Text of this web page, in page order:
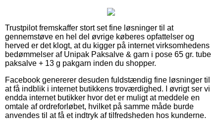
Trustpilot fremskaffer stort set fine løsninger til at
gennemstøve en hel del øvrige køberes opfattelser og
herved er det klogt, at du kigger på internet virksomhedens
bedømmelser af Unipak Paksalve & garn i pose 65 gr. tube
paksalve + 13 g pakgarn inden du shopper.
Facebook genererer desuden fuldstændig fine løsninger til
at få indblik i internet butikkens troværdighed. I øvrigt ser vi
endda internet butikker hvor det er muligt at meddele en
omtale af ordreforløbet, hvilket på samme måde burde
anvendes til at få et indtryk af tilfredsheden hos kunderne.